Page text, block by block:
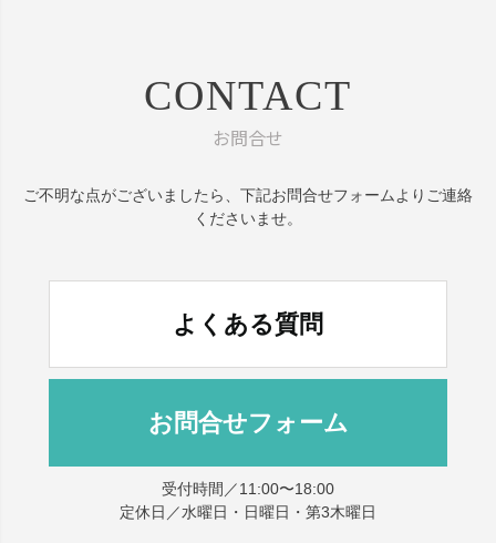
CONTACT
お問合せ
ご不明な点がございましたら、 下記お問合せフォームよりご連絡
くださいませ。
よくある質問
お問合せフォーム
受付時間／11:00〜18:00
定休日／水曜日・日曜日・第3木曜日